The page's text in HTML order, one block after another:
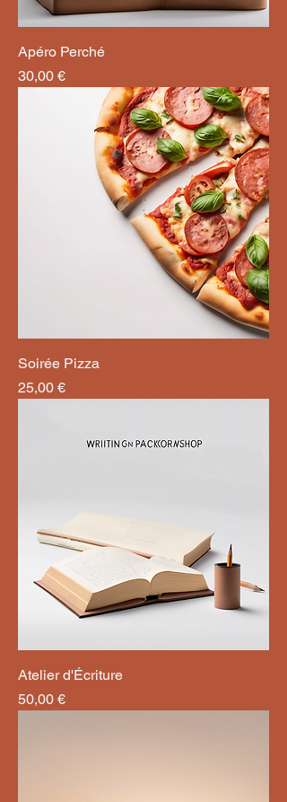
Apéro Perché
Prix
30,00 €
Soirée Pizza
Prix
25,00 €
Atelier d'Écriture
Prix
50,00 €